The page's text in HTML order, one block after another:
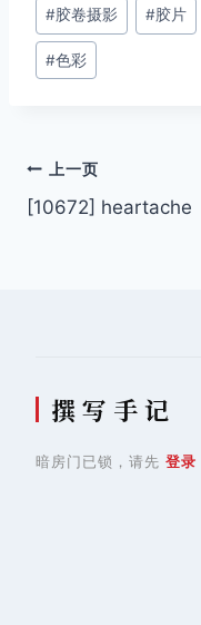
标
签：
#胶卷摄影 #胶片
#色彩
文
章
上一页
[10672] heartache
撰 写 手 记
暗房门已锁，请先 登录